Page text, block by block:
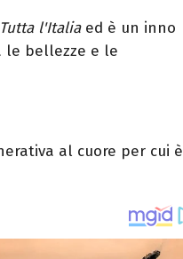
Tutta l'Italiaed è un inno
le bellezze e le
al cuore per cui è